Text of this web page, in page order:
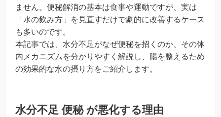
ません。便秘解消の基本は食事や運動ですが、実は
「水の飲み方」を見直すだけで劇的に改善するケース
も多いのです。
本記事では、水分不足がなぜ便秘を招くのか、その体
内メカニズムを分かりやすく解説し、腸を整えるため
の効果的な水の摂り方をご紹介します。
水分不足 便秘 が悪化する理由